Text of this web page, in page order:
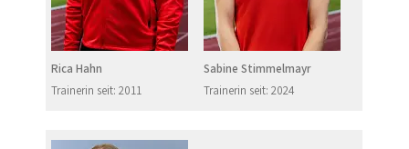
Rica Hahn
Trainerin seit: 2011
Sabine Stimmelmayr
Trainerin seit: 2024